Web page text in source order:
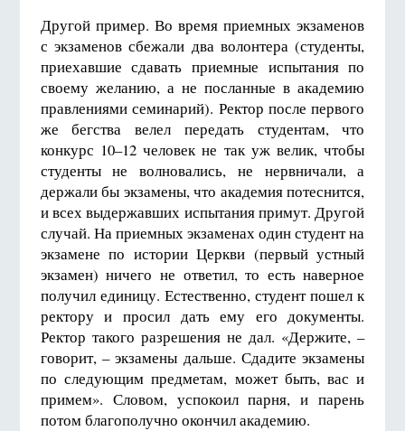
Другой пример. Во время приемных экзаменов
с экзаменов сбежали два волонтера (студенты,
приехавшие сдавать приемные испытания по
своему желанию, а не посланные в академию
правлениями семинарий). Ректор после первого
же бегства велел передать студентам, что
конкурс 10–12 человек не так уж велик, чтобы
студенты не волновались, не нервничали, а
держали бы экзамены, что академия потеснится,
и всех выдержавших испытания примут. Другой
случай. На приемных экзаменах один студент на
экзамене по истории Церкви (первый устный
экзамен) ничего не ответил, то есть наверное
получил единицу. Естественно, студент пошел к
ректору и просил дать ему его документы.
Ректор такого разрешения не дал. «Держите, –
говорит, – экзамены дальше. Сдадите экзамены
по следующим предметам, может быть, вас и
примем». Словом, успокоил парня, и парень
потом благополучно окончил академию.